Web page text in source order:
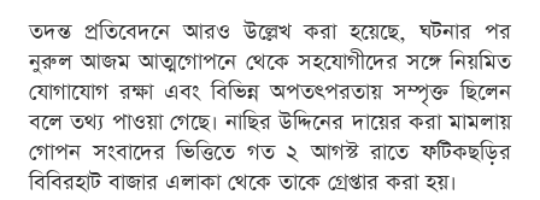
তদন্ত প্রতিবেদনে আরও উল্লেখ করা হয়েছে, ঘটনার পর
নুরুল আজম আত্মগোপনে থেকে সহযোগীদের সঙ্গে নিয়মিত
যোগাযোগ রক্ষা এবং বিভিন্ন অপতৎপরতায় সম্পৃক্ত ছিলেন
বলে তথ্য পাওয়া গেছে। নাছির উদ্দিনের দায়ের করা মামলায়
গোপন সংবাদের ভিত্তিতে গত ২ আগস্ট রাতে ফটিকছড়ির
বিবিরহাট বাজার এলাকা থেকে তাকে গ্রেপ্তার করা হয়।